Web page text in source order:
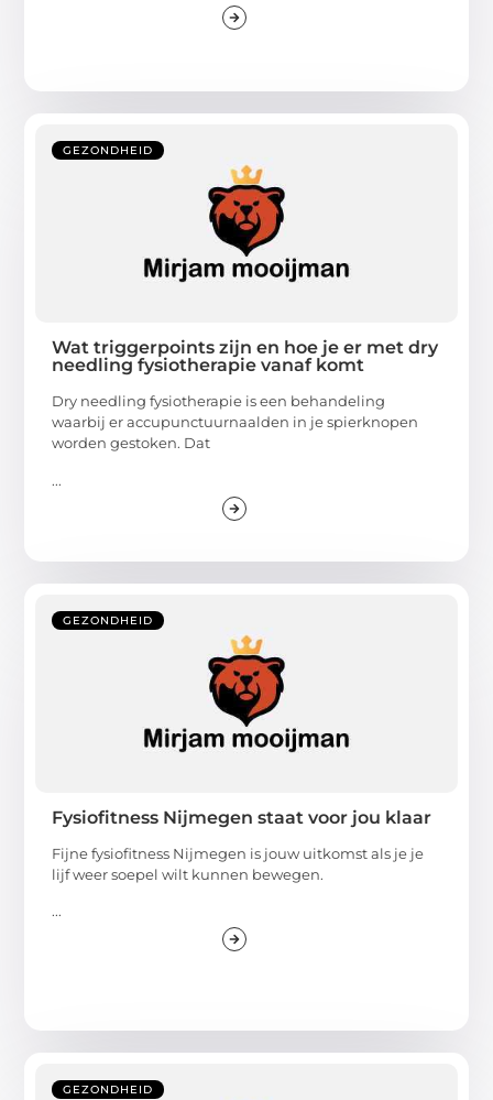
GEZONDHEID
Wat triggerpoints zijn en hoe je er met dry
needling fysiotherapie vanaf komt
Dry needling fysiotherapie is een behandeling
waarbij er accupunctuurnaalden in je spierknopen
worden gestoken. Dat
...
GEZONDHEID
Fysiofitness Nijmegen staat voor jou klaar
Fijne fysiofitness Nijmegen is jouw uitkomst als je je
lijf weer soepel wilt kunnen bewegen.
...
GEZONDHEID